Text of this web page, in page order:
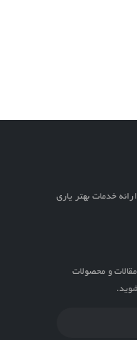
خدمات بهتر یاری
و محصولات